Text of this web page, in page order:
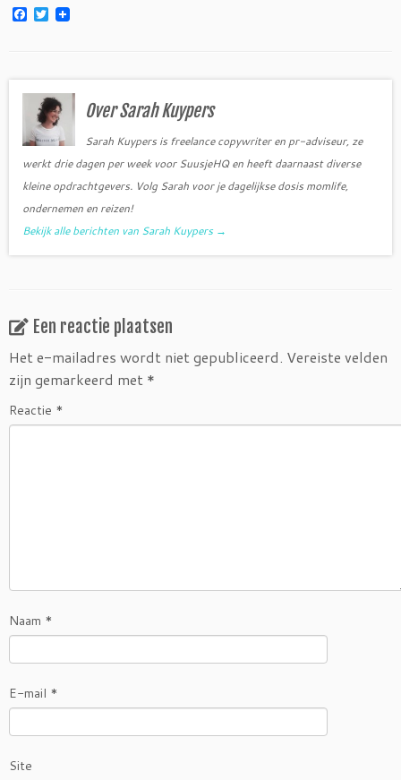
F
o
o
T
w
e
r
Over Sarah Kuypers
Sarah Kuypers is freelance copywriter en pr-adviseur, ze
werkt drie dagen per week voor SuusjeHQ en heeft daarnaast diverse
kleine opdrachtgevers. Volg Sarah voor je dagelijkse dosis momlife,
ondernemen en reizen!
Bekijk alle berichten van Sarah Kuypers →
Een reactie plaatsen
Het e-mailadres wordt niet gepubliceerd. Vereiste velden
zijn gemarkeerd met *
Reactie *
Naam *
E-mail *
Site